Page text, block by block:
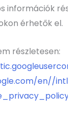
információk
érhetők el.
részletesen:
en//